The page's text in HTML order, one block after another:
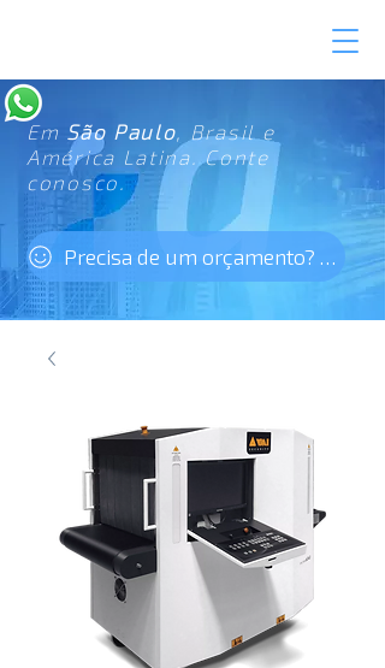
Em São Paulo, Brasil e
América Latina. Conte
conosco.
Precisa de um orçamento? Clique aqui!